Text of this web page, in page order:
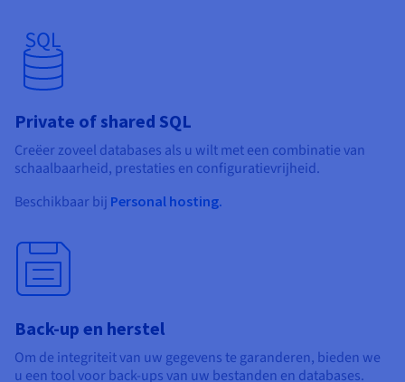
Private of shared SQL
Creëer zoveel databases als u wilt met een combinatie van
schaalbaarheid, prestaties en configuratievrijheid.
Beschikbaar bij Personal hosting.
Back-up en herstel
Om de integriteit van uw gegevens te garanderen, bieden we
u een tool voor back-ups van uw bestanden en databases.